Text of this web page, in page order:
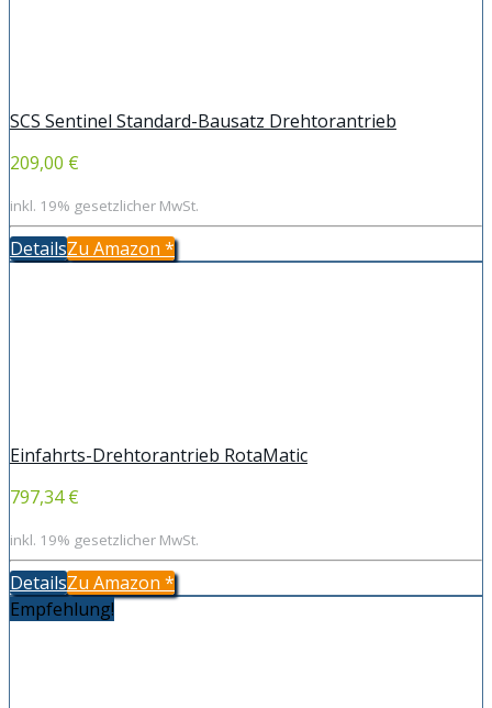
SCS Sentinel Standard-Bausatz Drehtorantrieb
209,00 €
inkl. 19% gesetzlicher MwSt.
DetailsZu Amazon *
Einfahrts-Drehtorantrieb RotaMatic
797,34 €
inkl. 19% gesetzlicher MwSt.
DetailsZu Amazon *
Empfehlung!